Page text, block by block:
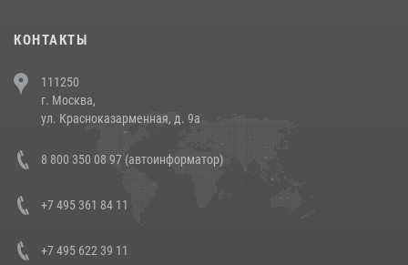
напавших на бригаду скорой помощи (видео)
14 июля 2026, 12:20
В Росгвардии прошла военно-научная конференция по обобщению
боевого опыта
КОНТАКТЫ
111250
г. Москва,
ул. Красноказарменная, д. 9а
8 800 350 08 97 (автоинформатор)
+7 495 361 84 11
+7 495 622 39 11